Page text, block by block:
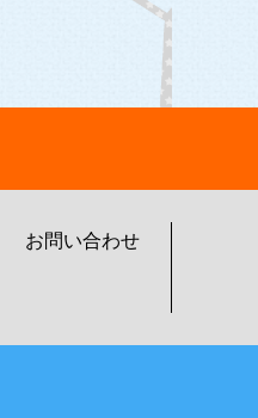
お問い合わせ